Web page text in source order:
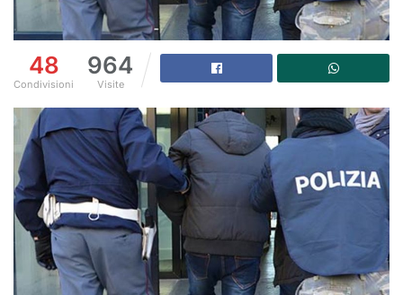
48
Condivisioni
964
Visite